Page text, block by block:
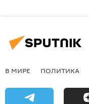
В МИРЕ ПОЛИТИКА